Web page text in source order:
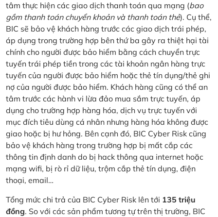
tâm thực hiện các giao dịch thanh toán qua mạng (bao
gồm thanh toán chuyển khoản và thanh toán thẻ). Cụ thể,
BIC sẽ bảo vệ khách hàng trước các giao dịch trái phép,
áp dụng trong trường hợp bên thứ ba gây ra thiệt hại tài
chính cho người được bảo hiểm bằng cách chuyển trực
tuyến trái phép tiền trong các tài khoản ngân hàng trực
tuyến của người được bảo hiểm hoặc thẻ tín dụng/thẻ ghi
nợ của người được bảo hiểm. Khách hàng cũng có thể an
tâm trước các hành vi lừa đảo mua sắm trực tuyến, áp
dụng cho trường hợp hàng hóa, dịch vụ trực tuyến với
mục đích tiêu dùng cá nhân nhưng hàng hóa không được
giao hoặc bị hư hỏng. Bên cạnh đó, BIC Cyber Risk cũng
bảo vệ khách hàng trong trường hợp bị mất cắp các
thông tin định danh do bị hack thông qua internet hoặc
mạng wifi, bị rò rỉ dữ liệu, trộm cắp thẻ tín dụng, điện
thoại, email…
Tổng mức chi trả của BIC Cyber Risk lên tới 135 triệu
đồng. So với các sản phẩm tương tự trên thị trường, BIC